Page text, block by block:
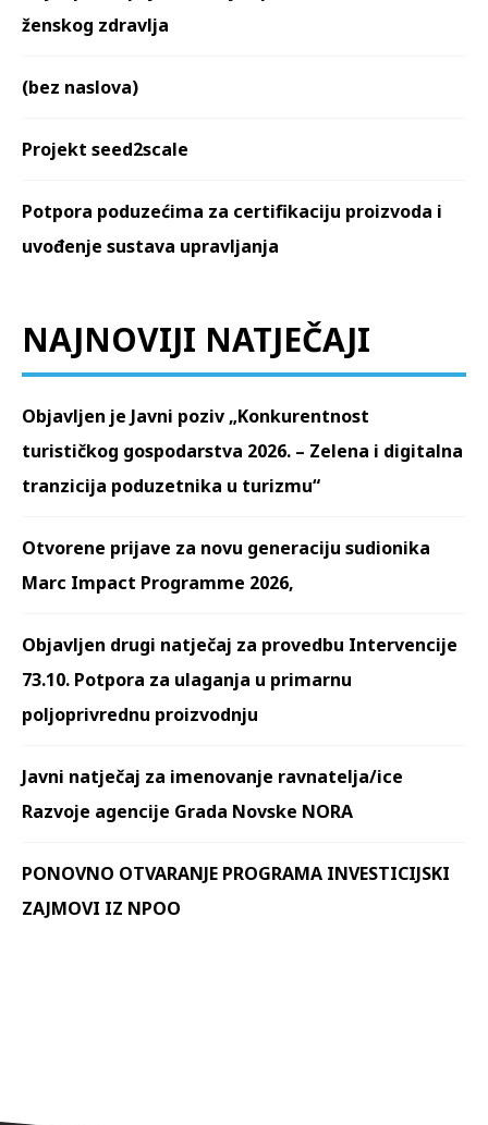
ženskog zdravlja
(bez naslova)
Projekt seed2scale
Potpora poduzećima za certifikaciju proizvoda i
uvođenje sustava upravljanja
NAJNOVIJI NATJEČAJI
Objavljen je Javni poziv „Konkurentnost
turističkog gospodarstva 2026. – Zelena i digitalna
tranzicija poduzetnika u turizmu“
Otvorene prijave za novu generaciju sudionika
Marc Impact Programme 2026,
Objavljen drugi natječaj za provedbu Intervencije
73.10. Potpora za ulaganja u primarnu
poljoprivrednu proizvodnju
Javni natječaj za imenovanje ravnatelja/ice
Razvoje agencije Grada Novske NORA
PONOVNO OTVARANJE PROGRAMA INVESTICIJSKI
ZAJMOVI IZ NPOO